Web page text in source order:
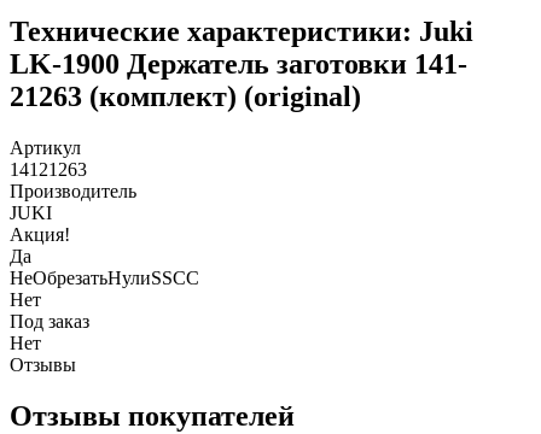
Технические характеристики: Juki
LK-1900 Держатель заготовки 141-
21263 (комплект) (original)
Артикул
14121263
Производитель
JUKI
Акция!
Да
НеОбрезатьНулиSSCC
Нет
Под заказ
Нет
Отзывы
Отзывы покупателей